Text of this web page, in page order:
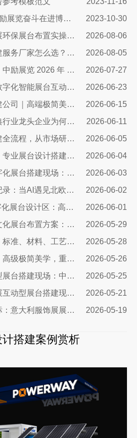
进博会倒计时5天！中励展览奋斗在进博会开幕式之前！
2023-10-30
墨西哥跨境花卉苗木展环保展台布置实操指南：避开行业骗局，靠绿色展台拿下北美花卉订单
2026-08-06
乌兹别克斯坦展会搭建服务厂家怎么选？避开行业乱象，实地工厂服务商才是参展标配
2026-08-05
凝心聚力，逐浪盛夏｜中励展览 2026 年 7 月莫干山三日团建之旅圆满收官
2026-07-27
塔吉克斯坦区块链展数字化智能展台互动区全方案：高转化、可溯源、适配中亚数字市场的展台搭建指南
2026-06-23
西班牙简约风展台搭建公司｜高端极简美学，打造欧洲展会专属展示空间
2026-06-15
从沃尔沃到宜家：瑞典行业龙头企业为何信赖我们的展台设计？
2026-06-11
卢森堡互动型展台搭建全流程，从市场研判、方案设计、技术落地……
2026-06-05
北美会展服务全解析：专业展台设计搭建，助力企业深耕北美市场
2026-06-04
希腊一站式软件展数字化展台搭建现场：科技赋能出海，打造欧洲数字展示新标杆
2026-06-03
智能互动展台调试全纪录：当AI遇见北欧展厅，一场技术与匠心交手的硬仗
2026-06-02
德国全球IT产品展数字化展台设计区：高端科技展台搭建核心方案
2026-06-01
法国异地在线教育展文化展台布置方案：兼顾品牌质感与引流转化
2026-05-29
奥地利绿色会展搭建：标准、材料、工艺与落地全解
2026-05-28
英国简约风展台搭建：高级极简美学，重塑国际展会品牌展示质感
2026-05-26
台湾跨境玩具展互动型展台搭建现场：中励展览设计搭建公司
2026-05-25
哈萨克斯坦跨境玩具展互动型展台搭建现场｜从图纸到落地，打造中亚流量标杆展台
2026-05-21
全球时尚产业的风向标：意大利服饰展展台设计公司
2026-05-19
计搭建案例赏析